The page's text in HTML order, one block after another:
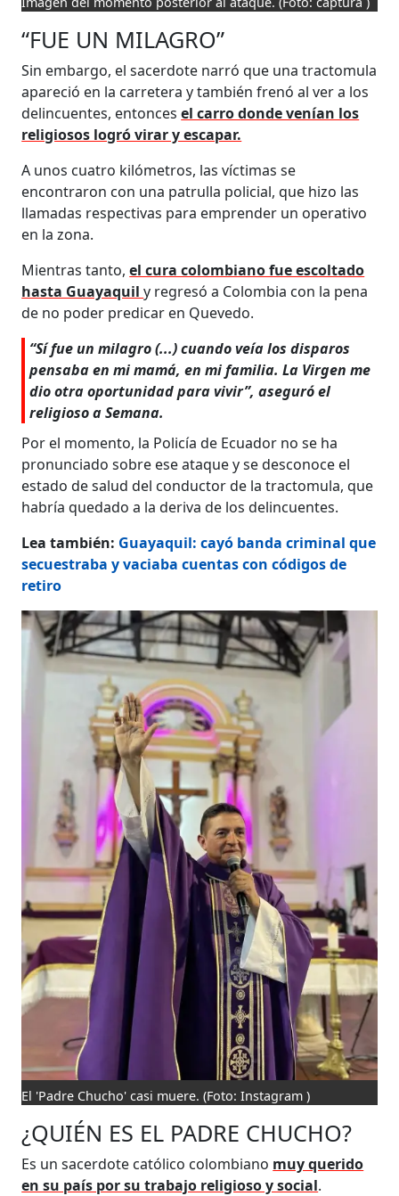
“FUE UN MILAGRO”
Sin embargo, el sacerdote narró que una tractomula
apareció en la carretera y también frenó al ver a los
delincuentes, entoncesel carro donde venían los
religiosos logró virar y escapar.
A unos cuatro kilómetros, las víctimas se
encontraron con una patrulla policial, que hizo las
llamadas respectivas para emprender un operativo
en la zona.
Mientras tanto,el cura colombiano fue escoltado
hasta Guayaquily regresó a Colombia con la pena
de no poder predicar en Quevedo.
“Sí fue un milagro (...) cuando veía los disparos
pensaba en mi mamá, en mi familia. La Virgen me
dio otra oportunidad para vivir”, aseguró el
religioso a Semana.
Por el momento, la Policía de Ecuador no se ha
pronunciado sobre ese ataque y se desconoce el
estado de salud del conductor de la tractomula, que
habría quedado a la deriva de los delincuentes.
Lea también: Guayaquil: cayó banda criminal que
secuestraba y vaciaba cuentas con códigos de
retiro
El 'Padre Chucho' casi muere.(Foto: Instagram )
¿QUIÉN ES EL PADRE CHUCHO?
Es un sacerdote católico colombiano muy querido
en su país por su trabajo religioso y social.